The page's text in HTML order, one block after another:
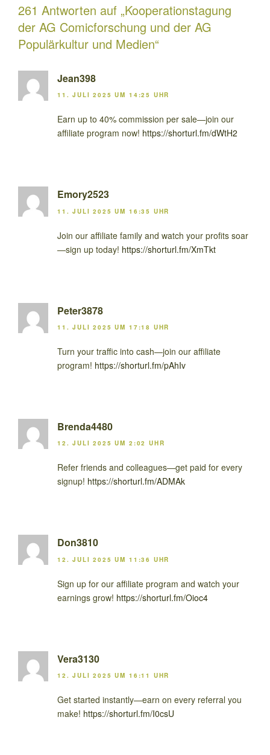
261 Antworten auf „Kooperationstagung
der AG Comicforschung und der AG
Populärkultur und Medien“
Jean398
11. JULI 2025 UM 14:25 UHR
Earn up to 40% commission per sale—join our
affiliate program now! https://shorturl.fm/dWtH2
Emory2523
11. JULI 2025 UM 16:35 UHR
Join our affiliate family and watch your profits soar
—sign up today! https://shorturl.fm/XmTkt
Peter3878
11. JULI 2025 UM 17:18 UHR
Turn your traffic into cash—join our affiliate
program! https://shorturl.fm/pAhIv
Brenda4480
12. JULI 2025 UM 2:02 UHR
Refer friends and colleagues—get paid for every
signup! https://shorturl.fm/ADMAk
Don3810
12. JULI 2025 UM 11:36 UHR
Sign up for our affiliate program and watch your
earnings grow! https://shorturl.fm/Oioc4
Vera3130
12. JULI 2025 UM 16:11 UHR
Get started instantly—earn on every referral you
make! https://shorturl.fm/I0csU